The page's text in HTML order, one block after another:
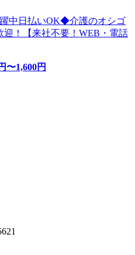
中日払いOK◆介護のオシゴ
迎！【来社不要！WEB・電話
〜1,600円